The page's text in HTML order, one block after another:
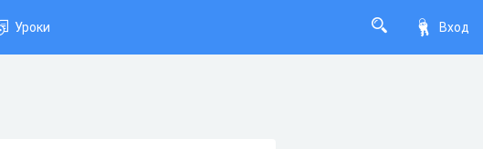
Вход
Уроки